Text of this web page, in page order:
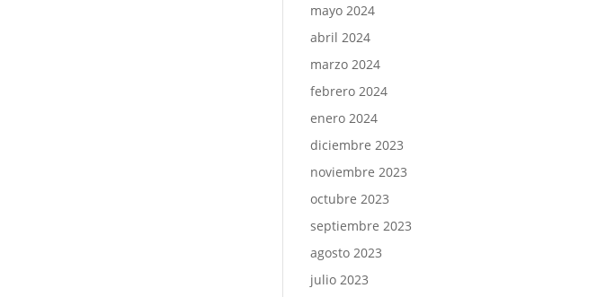
mayo 2024
abril 2024
marzo 2024
febrero 2024
enero 2024
diciembre 2023
noviembre 2023
octubre 2023
septiembre 2023
agosto 2023
julio 2023